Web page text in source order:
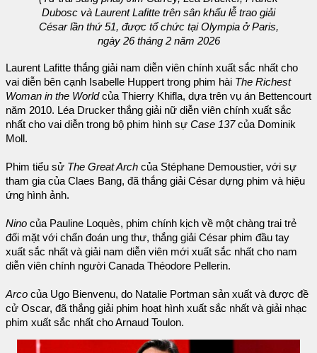
Dubosc và Laurent Lafitte trên sân khấu lễ trao giải
César lần thứ 51, được tổ chức tại Olympia ở Paris,
ngày 26 tháng 2 năm 2026
Laurent Lafitte thắng giải nam diễn viên chính xuất sắc nhất cho
vai diễn bên cạnh Isabelle Huppert trong phim hài The Richest
Woman in the Worldcủa Thierry Khifla, dựa trên vụ án Bettencourt
năm 2010. Léa Drucker thắng giải nữ diễn viên chính xuất sắc
nhất cho vai diễn trong bộ phim hình sự Case 137của Dominik
Moll.
Phim tiểu sử The Great Arch của Stéphane Demoustier, với sự
tham gia của Claes Bang, đã thắng giải César dựng phim và hiệu
ứng hình ảnh.
Nino của Pauline Loquès, phim chính kịch về một chàng trai trẻ
đối mặt với chẩn đoán ung thư, thắng giải César phim đầu tay
xuất sắc nhất và giải nam diễn viên mới xuất sắc nhất cho nam
diễn viên chính người Canada Théodore Pellerin.
Arco của Ugo Bienvenu, do Natalie Portman sản xuất và được đề
cử Oscar, đã thắng giải phim hoạt hình xuất sắc nhất và giải nhạc
phim xuất sắc nhất cho Arnaud Toulon.